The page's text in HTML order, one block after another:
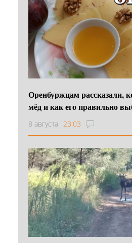
Оренбуржцам рассказали,
мёд и как его правильно
8 августа 23:03